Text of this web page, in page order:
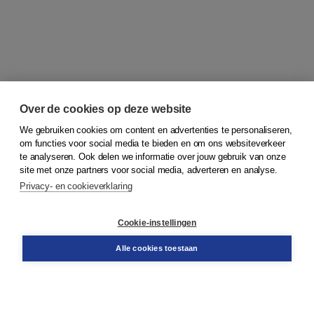
© 2026Koninklijke Boom uitgevers
Bestellen
Over de cookies op deze website
We gebruiken cookies om content en advertenties te personaliseren,
om functies voor social media te bieden en om ons websiteverkeer
te analyseren. Ook delen we informatie over jouw gebruik van onze
site met onze partners voor social media, adverteren en analyse.
Privacy- en cookieverklaring
Cookie-instellingen
Alle cookies toestaan